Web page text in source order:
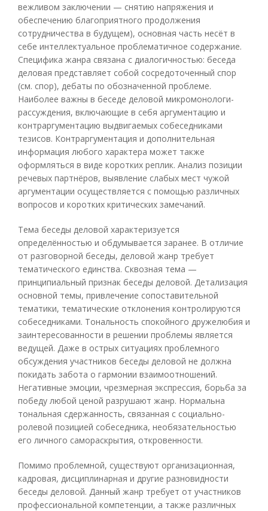
вежливом заключении — снятию напряжения и
обеспечению благоприятного продолжения
сотрудничества в будущем), основная часть несёт в
себе интеллектуальное проблематичное содержание.
Специфика жанра связана с диалогичностью: беседа
деловая представляет собой сосредоточенный спор
(см. спор), дебаты по обозначенной проблеме.
Наиболее важны в беседе деловой микромонологи-
рассуждения, включающие в себя аргументацию и
контраргументацию выдвигаемых собеседниками
тезисов. Контраргументация и дополнительная
информация любого характера может также
оформляться в виде коротких реплик. Анализ позиции
речевых партнёров, выявление слабых мест чужой
аргументации осуществляется с помощью различных
вопросов и коротких критических замечаний.
Тема беседы деловой характеризуется
определённостью и обдумывается заранее. В отличие
от разговорной беседы, деловой жанр требует
тематического единства. Сквозная тема —
принципиальный признак беседы деловой. Детализация
основной темы, привлечение сопоставительной
тематики, тематические отклонения контролируются
собеседниками. Тональность спокойного дружелюбия и
заинтересованности в решении проблемы является
ведущей. Даже в острых ситуациях проблемного
обсуждения участников беседы деловой не должна
покидать забота о гармонии взаимоотношений.
Негативные эмоции, чрезмерная экспрессия, борьба за
победу любой ценой разрушают жанр. Нормальна
тональная сдержанность, связанная с социально-
ролевой позицией собеседника, необязательностью
его личного самораскрытия, откровенности.
Помимо проблемной, существуют организационная,
кадровая, дисциплинарная и другие разновидности
беседы деловой. Данный жанр требует от участников
профессиональной компетенции, а также различных